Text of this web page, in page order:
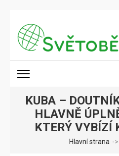
obsah
(stiskněte
Enter)
KUBA –
HLAVNĚ
KTERÝ VYBÍZÍ
Hlavní strana ->